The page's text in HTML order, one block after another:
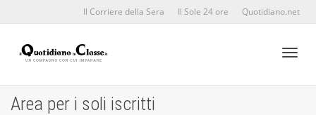
Il Corriere della Sera Il Sole 24 ore Quotidiano.net
Area per i soli iscritti